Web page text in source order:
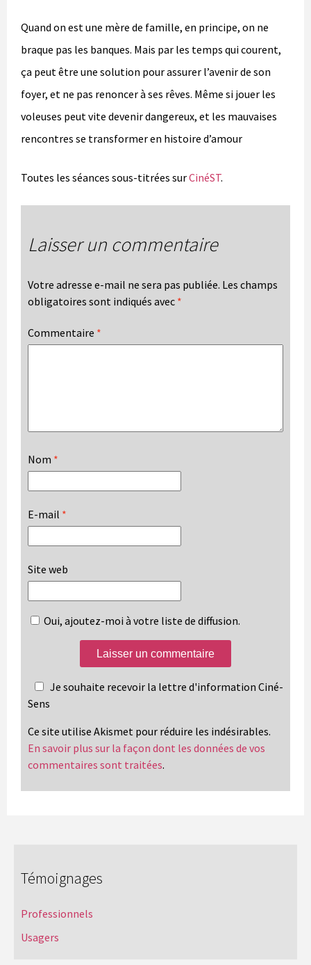
Quand on est une mère de famille, en principe, on ne
braque pas les banques. Mais par les temps qui courent,
ça peut être une solution pour assurer l’avenir de son
foyer, et ne pas renoncer à ses rêves. Même si jouer les
voleuses peut vite devenir dangereux, et les mauvaises
rencontres se transformer en histoire d’amour
Toutes les séances sous-titrées surCinéST.
Laisser un commentaire
Votre adresse e-mail ne sera pas publiée. Les champs
obligatoires sont indiqués avec *
Commentaire *
Nom *
E-mail *
Site web
Oui, ajoutez-moi à votre liste de diffusion.
Je souhaite recevoir la lettre d'information Ciné-
Sens
Ce site utilise Akismet pour réduire les indésirables.
En savoir plus sur la façon dont les données de vos
commentaires sont traitées.
Témoignages
Professionnels
Usagers